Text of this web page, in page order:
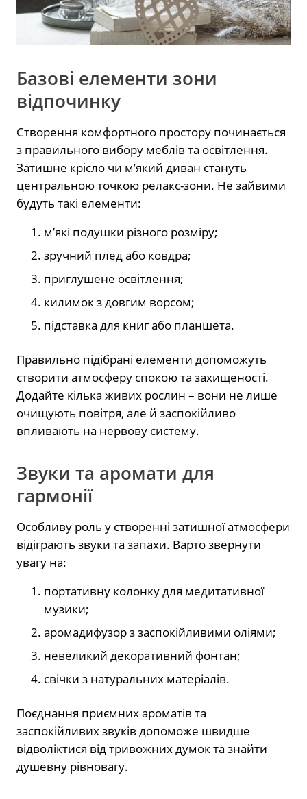
Базові елементи зони
відпочинку
Створення комфортного простору починається
з правильного вибору меблів та освітлення.
Затишне крісло чи м’який диван стануть
центральною точкою релакс-зони. Не зайвими
будуть такі елементи:
м’які подушки різного розміру;
зручний плед або ковдра;
приглушене освітлення;
килимок з довгим ворсом;
підставка для книг або планшета.
Правильно підібрані елементи допоможуть
створити атмосферу спокою та захищеності.
Додайте кілька живих рослин – вони не лише
очищують повітря, але й заспокійливо
впливають на нервову систему.
Звуки та аромати для
гармонії
Особливу роль у створенні затишної атмосфери
відіграють звуки та запахи. Варто звернути
увагу на:
портативну колонку для медитативної
музики;
аромадифузор з заспокійливими оліями;
невеликий декоративний фонтан;
свічки з натуральних матеріалів.
Поєднання приємних ароматів та
заспокійливих звуків допоможе швидше
відволіктися від тривожних думок та знайти
душевну рівновагу.